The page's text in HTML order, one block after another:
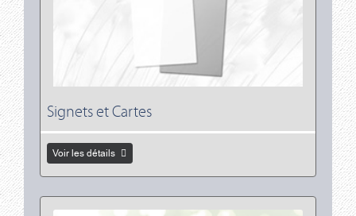
Signets et Cartes
Voir les détails